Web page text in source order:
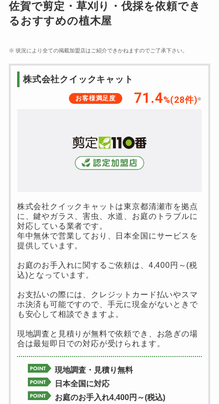
佐賀で剪定・草刈り・伐採を依頼でき
るおすすめの植木屋
※ 状況により全ての掲載加盟店はご紹介できかねますのでご了承下さい。
株式会社クイックキャット
お客様満足度 71.4%(28件)※
株式会社クイックキャットは東京都清瀬市を拠点
に、鍵やガラス、害虫、水道、お庭のトラブルに
対応している業者です。
年中無休で営業しており、日本全国にサービスを
提供しています。
お庭のお手入れに関するご依頼は、4,400円～(税
込)となっています。
お支払いの際には、クレジットカード払いやスマ
ホ決済も可能ですので、手元に現金がないときで
も安心して相談できますよ。
現地調査と見積りが無料で依頼でき、お急ぎの場
合は最短即日での対応が受けられます。
現地調査・見積り無料
日本全国に対応
お庭のお手入れ4,400円～(税込)